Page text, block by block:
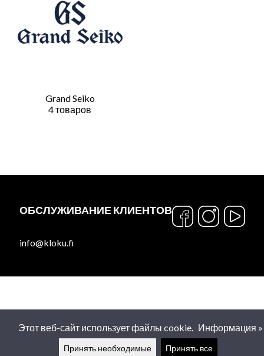
Grand Seiko
4 товаров
ОБСЛУЖИВАНИЕ КЛИЕНТОВ
info@kloku.fi
Этот веб-сайт использует файлы cookie. Информация »
Принять необходимые Принять все